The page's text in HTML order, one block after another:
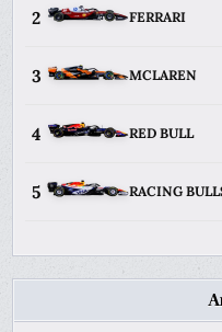
2 FERRARI
3 MCLAREN
4 RED BULL
5 RACING